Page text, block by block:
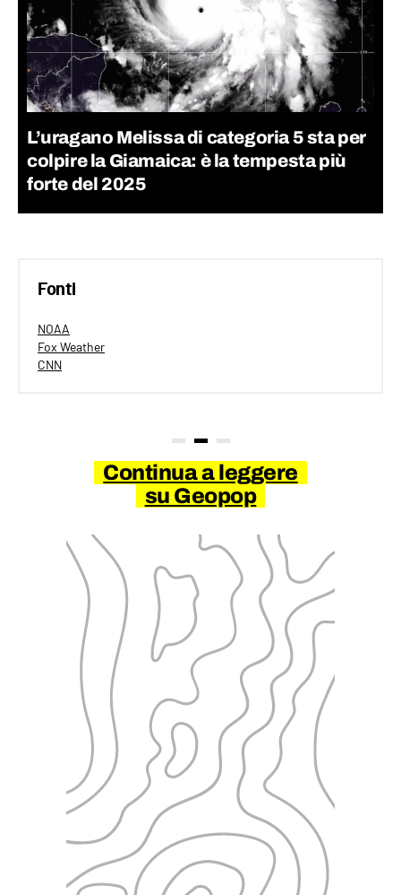
L’uragano Melissa di categoria 5 sta per
colpire la Giamaica: è la tempesta più
forte del 2025
Fonti
NOAA
Fox Weather
CNN
Continua a leggere
su Geopop